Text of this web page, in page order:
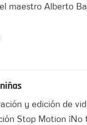
maestro Alberto
y edición de
Stop Motion ¡No